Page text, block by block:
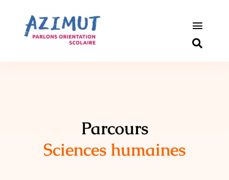
contenu
Toggle
Parcours
Sciences humaines